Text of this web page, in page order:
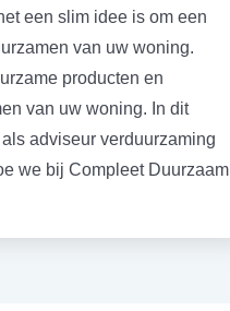
een slim idee is om een
van uw woning.
producten en
van uw woning. In dit
adviseur verduurzaming
we bij Compleet Duurzaam